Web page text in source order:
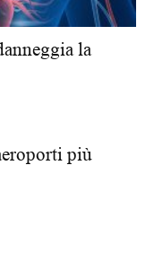
la
più